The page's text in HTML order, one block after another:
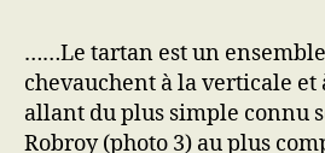
……Le tartan est un
chevauchent à la verticale et
allant du plus simple connu
Robroy (photo 3) au plus